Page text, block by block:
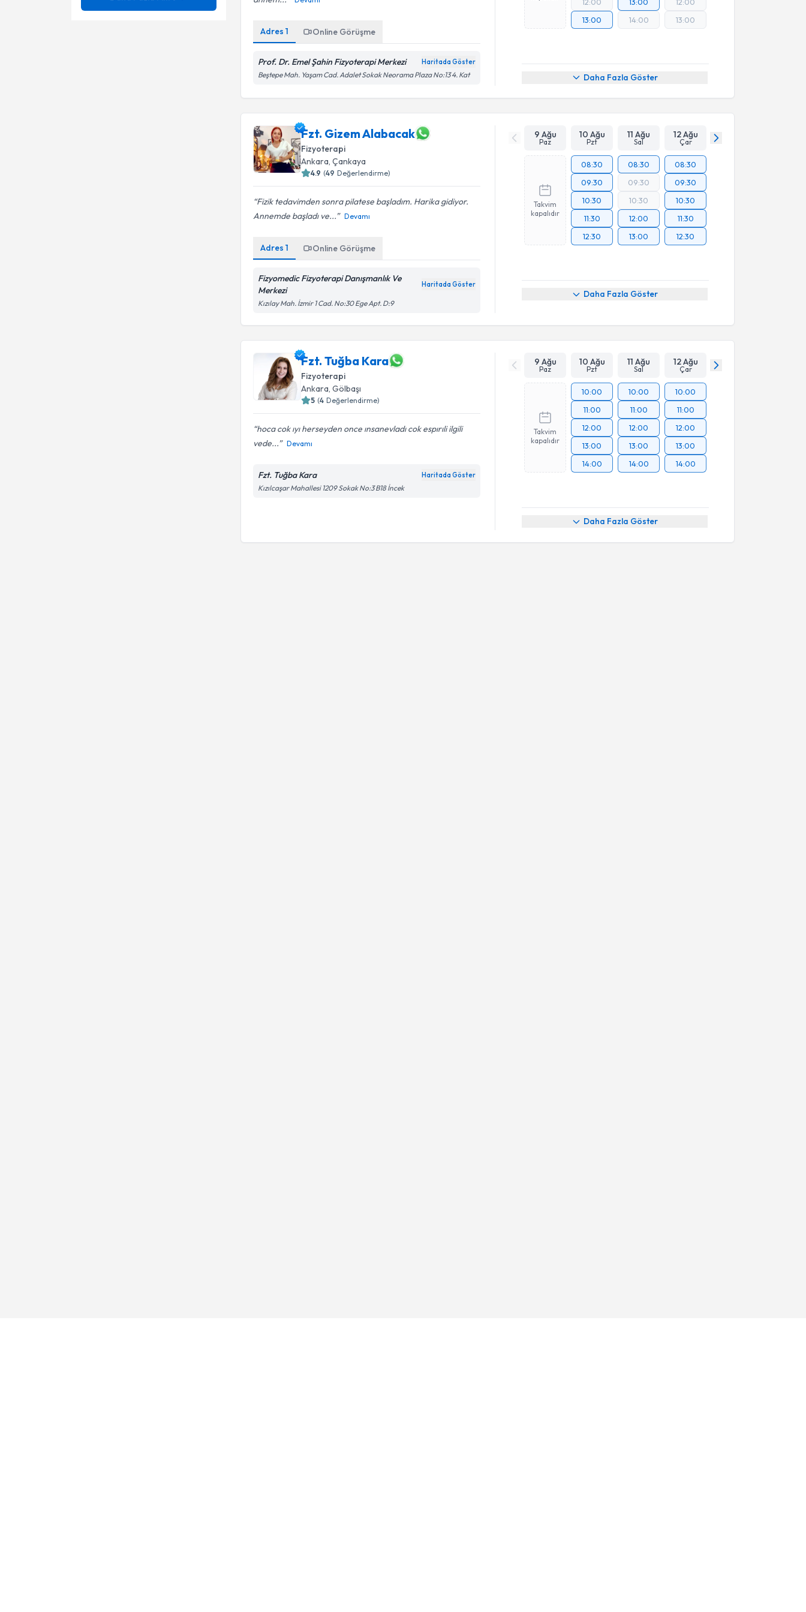
Adres1 Online Görüşme
Prof. Dr. Emel Şahin Fizyoterapi Merkezi Haritada Göster
Beştepe Mah. Yaşam Cad. Adalet Sokak Neorama Plaza No:13 4. Kat
13:00
14:00
13:00
Daha Fazla Göster
Fzt. Gizem Alabacak
Fizyoterapi
Ankara, Çankaya
4.9 (49 Değerlendirme)
Fizik tedavimden sonra pilatese başladım. Harika gidiyor.
Annemde başladı ve...
Devamı
Adres1 Online Görüşme
Fizyomedic Fizyoterapi Danışmanlık Ve
Merkezi
Haritada Göster
Kızılay Mah. İzmir 1 Cad. No:30 Ege Apt. D:9
9 Ağu
Paz
10 Ağu
Pzt
11 Ağu
Sal
12 Ağu
Çar
Takvim
kapalıdır
08:30
09:30
10:30
11:30
12:30
08:30
09:30
10:30
12:00
13:00
08:30
09:30
10:30
11:30
12:30
Daha Fazla Göster
Fzt. Tuğba Kara
Fizyoterapi
Ankara, Gölbaşı
5 (4 Değerlendirme)
hoca cok ıyı herseyden once ınsanevladı cok espırıli ilgili
vede...
Devamı
Fzt. Tuğba Kara Haritada Göster
Kızılcaşar Mahallesi 1209 Sokak No:3 B18 İncek
9 Ağu
Paz
10 Ağu
Pzt
11 Ağu
Sal
12 Ağu
Çar
Takvim
kapalıdır
10:00
11:00
12:00
13:00
14:00
10:00
11:00
12:00
13:00
14:00
10:00
11:00
12:00
13:00
14:00
Daha Fazla Göster